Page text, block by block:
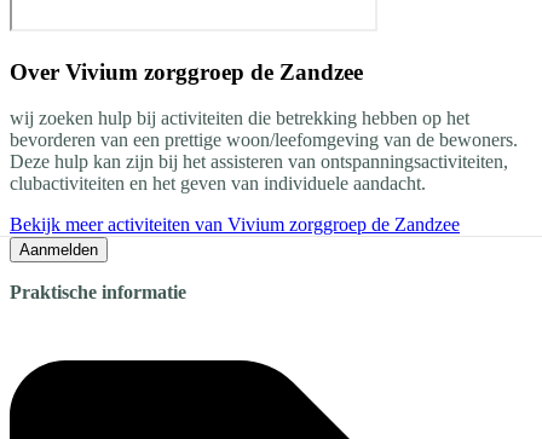
Over Vivium zorggroep de Zandzee
wij zoeken hulp bij activiteiten die betrekking hebben op het
bevorderen van een prettige woon/leefomgeving van de bewoners.
Deze hulp kan zijn bij het assisteren van ontspanningsactiviteiten,
clubactiviteiten en het geven van individuele aandacht.
Bekijk meer activiteiten van Vivium zorggroep de Zandzee
Aanmelden
Praktische informatie